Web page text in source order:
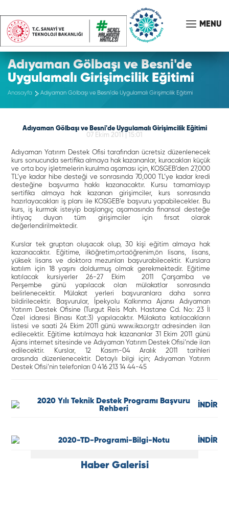
MENU
Adıyaman Gölbaşı ve Besni'de
Uygulamalı Girişimcilik Eğitimi
Anasayfa Adıyaman Gölbaşı ve Besni'de Uygulamalı Girişimcilik Eğitimi
Haber Galerisi
Adıyaman Gölbaşı ve Besni'de Uygulamalı Girişimcilik Eğitimi
07 Ekim 2011 | 15:01
Adıyaman Yatırım Destek Ofisi tarafından ücretsiz düzenlenecek
kurs sonucunda sertifika almaya hak kazananlar, kuracakları küçük
ve orta boy işletmelerin kurulma aşaması için, KOSGEB’den 27,000
TL’ye kadar hibe desteği ve sonrasında 70,000 TL’ye kadar kredi
desteğine başvurma hakkı kazanacaktır. Kursu tamamlayıp
sertifika almaya hak kazanan girişimciler, kurs sonrasında
hazırlayacakları iş planı ile KOSGEB’e başvuru yapabilecekler. Bu
kurs, iş kurmak isteyip başlangıç aşamasında finansal desteğe
ihtiyaç duyan tüm girişimciler için fırsat olarak
değerlendirilmektedir.
Kurslar tek gruptan oluşacak olup, 30 kişi eğitim almaya hak
kazanacaktır. Eğitime, ilköğretim,ortaöğrenim,ön lisans, lisans,
yüksek lisans ve doktora mezunları başvurabilecektir. Kurslara
katılım için 18 yaşını doldurmuş olmak gerekmektedir. Eğitime
katılacak kursiyerler 26-27 Ekim 2011 Çarşamba ve
Perşembe günü yapılacak olan mülakatlar sonrasında
belirlenecektir. Mülakat yerleri başvuranlara daha sonra
bildirilecektir. Başvurular, İpekyolu Kalkınma Ajansı Adıyaman
Yatırım Destek Ofisine (Turgut Reis Mah. Hastane Cd. No: 23 İl
Özel idaresi Binası Kat:3) yapılacaktır. Mülakata katılacakların
listesi ve saati 24 Ekim 2011 günü www.ika.org.tr adresinden ilan
edilecektir. Eğitime katılmaya hak kazananlar 31 Ekim 2011 günü
Ajans internet sitesinde ve Adıyaman Yatırım Destek Ofisi’nde ilan
edilecektir. Kurslar, 12 Kasım-04 Aralık 2011 tarihleri
arasında düzenlenecektir. Detaylı bilgi için; Adıyaman Yatırım
Destek Ofisi’nin telefonları 0 416 213 14 44-45
2020 Yılı Teknik Destek Programı Başvuru
Rehberi
İNDİR
2020-TD-Programi-Bilgi-Notu İNDİR